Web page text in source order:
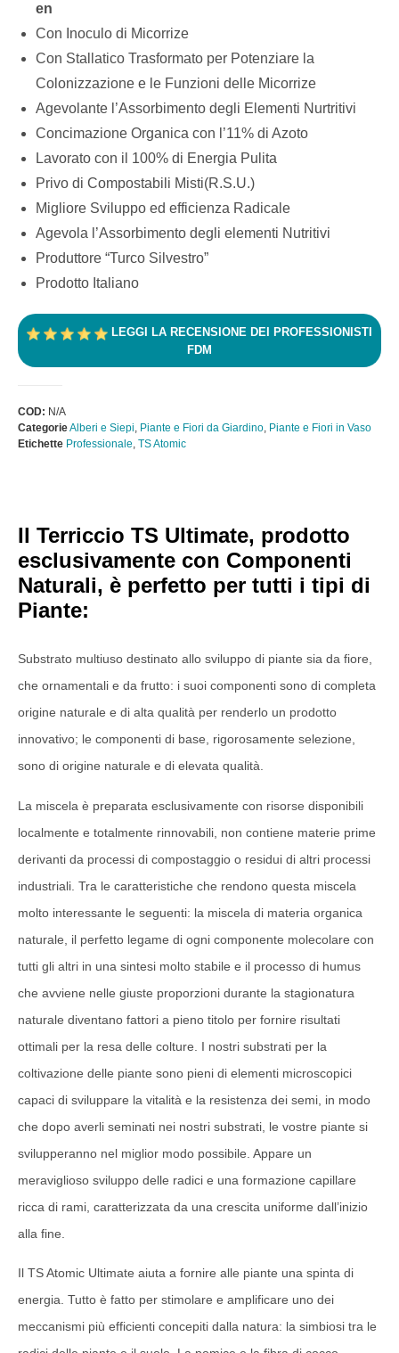
en
Con Inoculo di Micorrize
Con Stallatico Trasformato per Potenziare la
Colonizzazione e le Funzioni delle Micorrize
Agevolante l’Assorbimento degli Elementi Nurtritivi
Concimazione Organica con l’11% di Azoto
Lavorato con il 100% di Energia Pulita
Privo di Compostabili Misti(R.S.U.)
Migliore Sviluppo ed efficienza Radicale
Agevola l’Assorbimento degli elementi Nutritivi
Produttore “Turco Silvestro”
Prodotto Italiano
LEGGI LA RECENSIONE DEI PROFESSIONISTI
FDM
COD: N/A
CategorieAlberi e Siepi, Piante e Fiori da Giardino, Piante e Fiori in Vaso
Etichette Professionale, TS Atomic
Il Terriccio TS Ultimate, prodotto
esclusivamente con Componenti
Naturali, è perfetto per tutti i tipi di
Piante:
Substrato multiuso destinato allo sviluppo di piante sia da fiore,
che ornamentali e da frutto: i suoi componenti sono di completa
origine naturale e di alta qualità per renderlo un prodotto
innovativo; le componenti di base, rigorosamente selezione,
sono di origine naturale e di elevata qualità.
La miscela è preparata esclusivamente con risorse disponibili
localmente e totalmente rinnovabili, non contiene materie prime
derivanti da processi di compostaggio o residui di altri processi
industriali. Tra le caratteristiche che rendono questa miscela
molto interessante le seguenti: la miscela di materia organica
naturale, il perfetto legame di ogni componente molecolare con
tutti gli altri in una sintesi molto stabile e il processo di humus
che avviene nelle giuste proporzioni durante la stagionatura
naturale diventano fattori a pieno titolo per fornire risultati
ottimali per la resa delle colture. I nostri substrati per la
coltivazione delle piante sono pieni di elementi microscopici
capaci di sviluppare la vitalità e la resistenza dei semi, in modo
che dopo averli seminati nei nostri substrati, le vostre piante si
svilupperanno nel miglior modo possibile. Appare un
meraviglioso sviluppo delle radici e una formazione capillare
ricca di rami, caratterizzata da una crescita uniforme dall’inizio
alla fine.
Il TS Atomic Ultimate aiuta a fornire alle piante una spinta di
energia. Tutto è fatto per stimolare e amplificare uno dei
meccanismi più efficienti concepiti dalla natura: la simbiosi tra le